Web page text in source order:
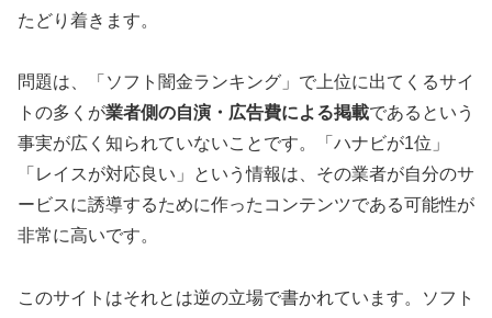
たどり着きます。
問題は、「ソフト闇金ランキング」で上位に出てくるサイ
トの多くが業者側の自演・広告費による掲載であるという
事実が広く知られていないことです。「ハナビが1位」
「レイスが対応良い」という情報は、その業者が自分のサ
ービスに誘導するために作ったコンテンツである可能性が
非常に高いです。
このサイトはそれとは逆の立場で書かれています。ソフト